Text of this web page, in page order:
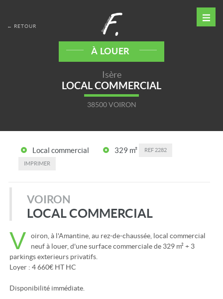
← RETOUR
À LOUER
Isère
LOCAL COMMERCIAL
38500 VOIRON
Local commercial 329 m² REF 2282
IMPRIMER
VOIRON
LOCAL COMMERCIAL
V
oiron, à l'Amantine, au rez-de-chaussée, local commercial
neuf à louer, d'une surface commerciale de 329 m² + 3
parkings exterieurs privatifs.
Loyer : 4 660€ HT HC
Disponibilité immédiate.